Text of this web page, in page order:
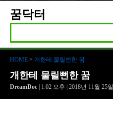
꿈닥터
HOME > 개한테 물릴뻔한 꿈
개한테 물릴뻔한 꿈
DreamDoc | 1:02 오후 | 2018년 11월 25일